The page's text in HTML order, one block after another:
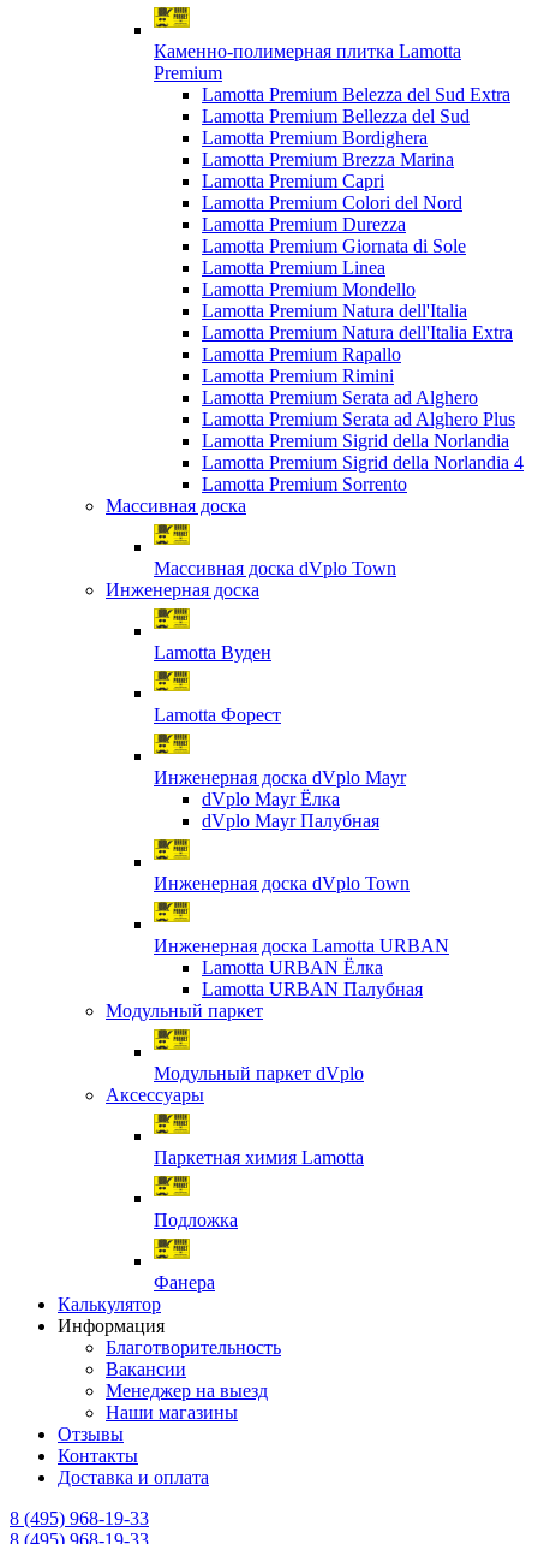
Каменно-полимерная плитка Lamotta
Premium
Lamotta Premium Belezza del Sud Extra
Lamotta Premium Bellezza del Sud
Lamotta Premium Bordighera
Lamotta Premium Brezza Marina
Lamotta Premium Capri
Lamotta Premium Colori del Nord
Lamotta Premium Durezza
Lamotta Premium Giornata di Sole
Lamotta Premium Linea
Lamotta Premium Mondello
Lamotta Premium Natura dell'Italia
Lamotta Premium Natura dell'Italia Extra
Lamotta Premium Rapallo
Lamotta Premium Rimini
Lamotta Premium Serata ad Alghero
Lamotta Premium Serata ad Alghero Plus
Lamotta Premium Sigrid della Norlandia
Lamotta Premium Sigrid della Norlandia 4
Lamotta Premium Sorrento
Массивная доска
Массивная доска dVplo Town
Инженерная доска
Lamotta Вуден
Lamotta Форест
Инженерная доска dVplo Mayr
dVplo Mayr Ёлка
dVplo Mayr Палубная
Инженерная доска dVplo Town
Инженерная доска Lamotta URBAN
Lamotta URBAN Ёлка
Lamotta URBAN Палубная
Модульный паркет
Модульный паркет dVplo
Аксессуары
Паркетная химия Lamotta
Подложка
Фанера
Калькулятор
Информация
Благотворительность
Вакансии
Менеджер на выезд
Наши магазины
Отзывы
Контакты
Доставка и оплата
8 (495) 968-19-33
8 (495) 968-19-33